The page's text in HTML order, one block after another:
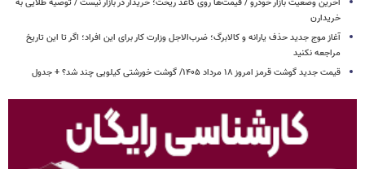
آخرین وضعیت بازار خودرو / قیمت‌ها روی کاغذ ریخت؛ خریدار در بازار نیست / توصیه طلایی به
خریدارن
آغاز موج جدید حذف یارانه و کالابرگ؛ ضرب‌الاجل وزارت کار برای این افراد؛ اگر تا این تاریخ
مراجعه نکنید
قیمت جدید گوشت قرمز امروز ۱۸ مرداد ۱۴۰۵/ گوشت خورشتی کیلویی چند شد؟ + جدول